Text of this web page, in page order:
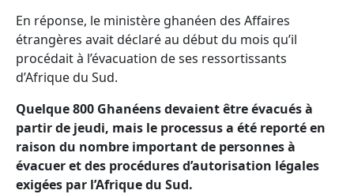
En réponse, le ministère ghanéen des Affaires
étrangères avait déclaré au début du mois qu’il
procédait à l’évacuation de ses ressortissants
d’Afrique du Sud.
Quelque 800 Ghanéens devaient être évacués à
partir de jeudi, mais le processus a été reporté en
raison du nombre important de personnes à
évacuer et des procédures d’autorisation légales
exigées par l’Afrique du Sud.